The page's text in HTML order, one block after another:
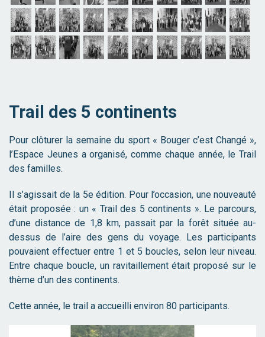
Trail des 5 continents
Pour clôturer la semaine du sport « Bouger c’est Changé »,
l’Espace Jeunes a organisé, comme chaque année, le Trail
des familles.
Il s’agissait de la 5e édition. Pour l’occasion, une nouveauté
était proposée : un « Trail des 5 continents ». Le parcours,
d’une distance de 1,8 km, passait par la forêt située au-
dessus de l’aire des gens du voyage. Les participants
pouvaient effectuer entre 1 et 5 boucles, selon leur niveau.
Entre chaque boucle, un ravitaillement était proposé sur le
thème d’un des continents.
Cette année, le trail a accueilli environ 80 participants.